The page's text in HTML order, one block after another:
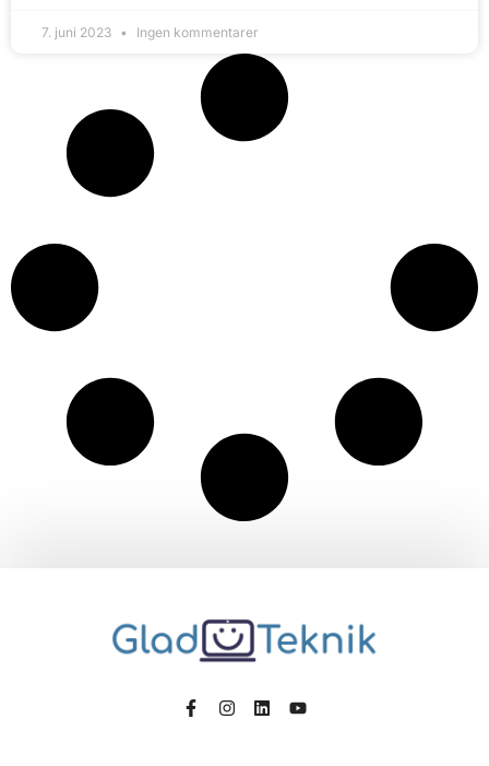
7. juni 2023 Ingen kommentarer